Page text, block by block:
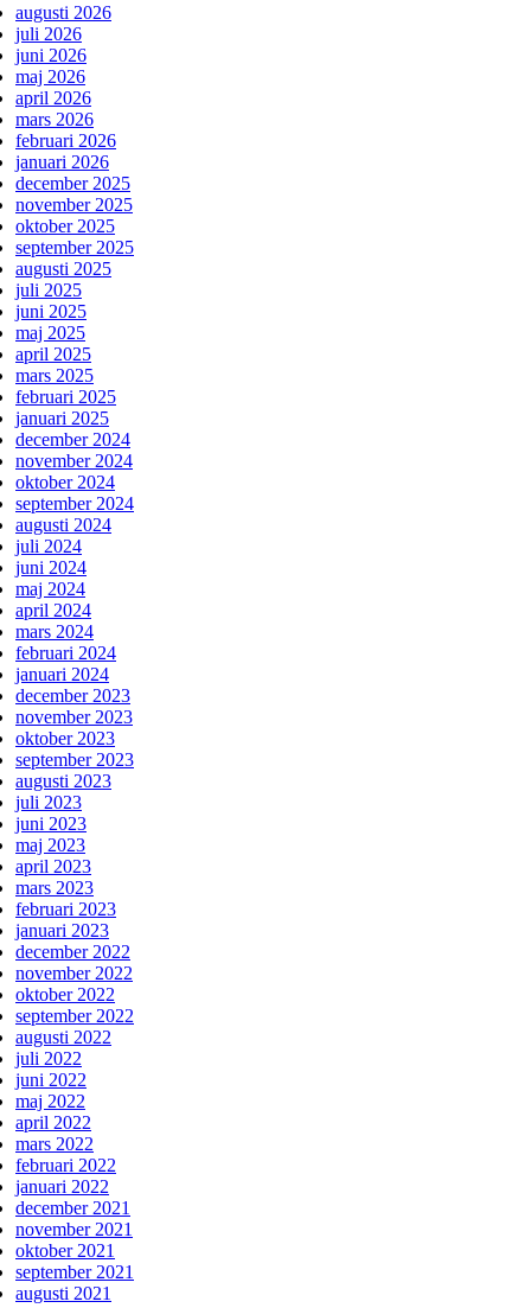
augusti 2026
juli 2026
juni 2026
maj 2026
april 2026
mars 2026
februari 2026
januari 2026
december 2025
november 2025
oktober 2025
september 2025
augusti 2025
juli 2025
juni 2025
maj 2025
april 2025
mars 2025
februari 2025
januari 2025
december 2024
november 2024
oktober 2024
september 2024
augusti 2024
juli 2024
juni 2024
maj 2024
april 2024
mars 2024
februari 2024
januari 2024
december 2023
november 2023
oktober 2023
september 2023
augusti 2023
juli 2023
juni 2023
maj 2023
april 2023
mars 2023
februari 2023
januari 2023
december 2022
november 2022
oktober 2022
september 2022
augusti 2022
juli 2022
juni 2022
maj 2022
april 2022
mars 2022
februari 2022
januari 2022
december 2021
november 2021
oktober 2021
september 2021
augusti 2021